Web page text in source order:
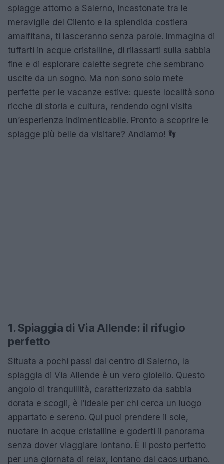
spiagge attorno a Salerno, incastonate tra le
meraviglie del Cilento e la splendida costiera
amalfitana, ti lasceranno senza parole. Immagina di
tuffarti in acque cristalline, di rilassarti sulla sabbia
fine e di esplorare calette segrete che sembrano
uscite da un sogno. Ma non sono solo mete
perfette per le vacanze estive: queste località sono
ricche di storia e cultura, rendendo ogni visita
un’esperienza indimenticabile. Pronto a scoprire le
spiagge più belle da visitare? Andiamo! 👣
1. Spiaggia di Via Allende: il rifugio
perfetto
Situata a pochi passi dal centro di Salerno, la
spiaggia di Via Allende è un vero gioiello. Questo
angolo di tranquillità, caratterizzato da sabbia
dorata e scogli, è l’ideale per chi cerca un luogo
appartato e sereno. Qui puoi prendere il sole,
nuotare in acque cristalline e goderti il panorama
senza dover viaggiare lontano. È il posto perfetto
per una giornata di relax, lontano dal caos urbano.